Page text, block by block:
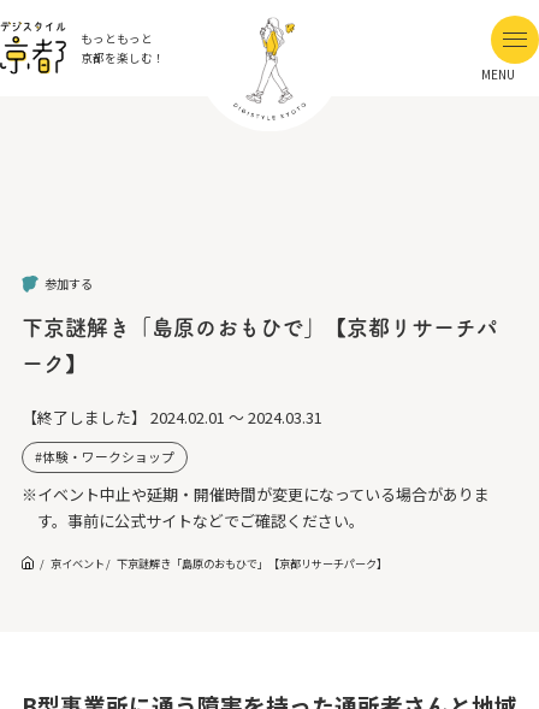
もっともっと
京都を楽しむ！
MENU
参加する
下京謎解き「島原のおもひで」【京都リサーチパ
ーク】
【終了しました】 2024.02.01 ～ 2024.03.31
体験・ワークショップ
※イベント中止や延期・開催時間が変更になっている場合がありま
す。事前に公式サイトなどでご確認ください。
京イベント 下京謎解き「島原のおもひで」【京都リサーチパーク】